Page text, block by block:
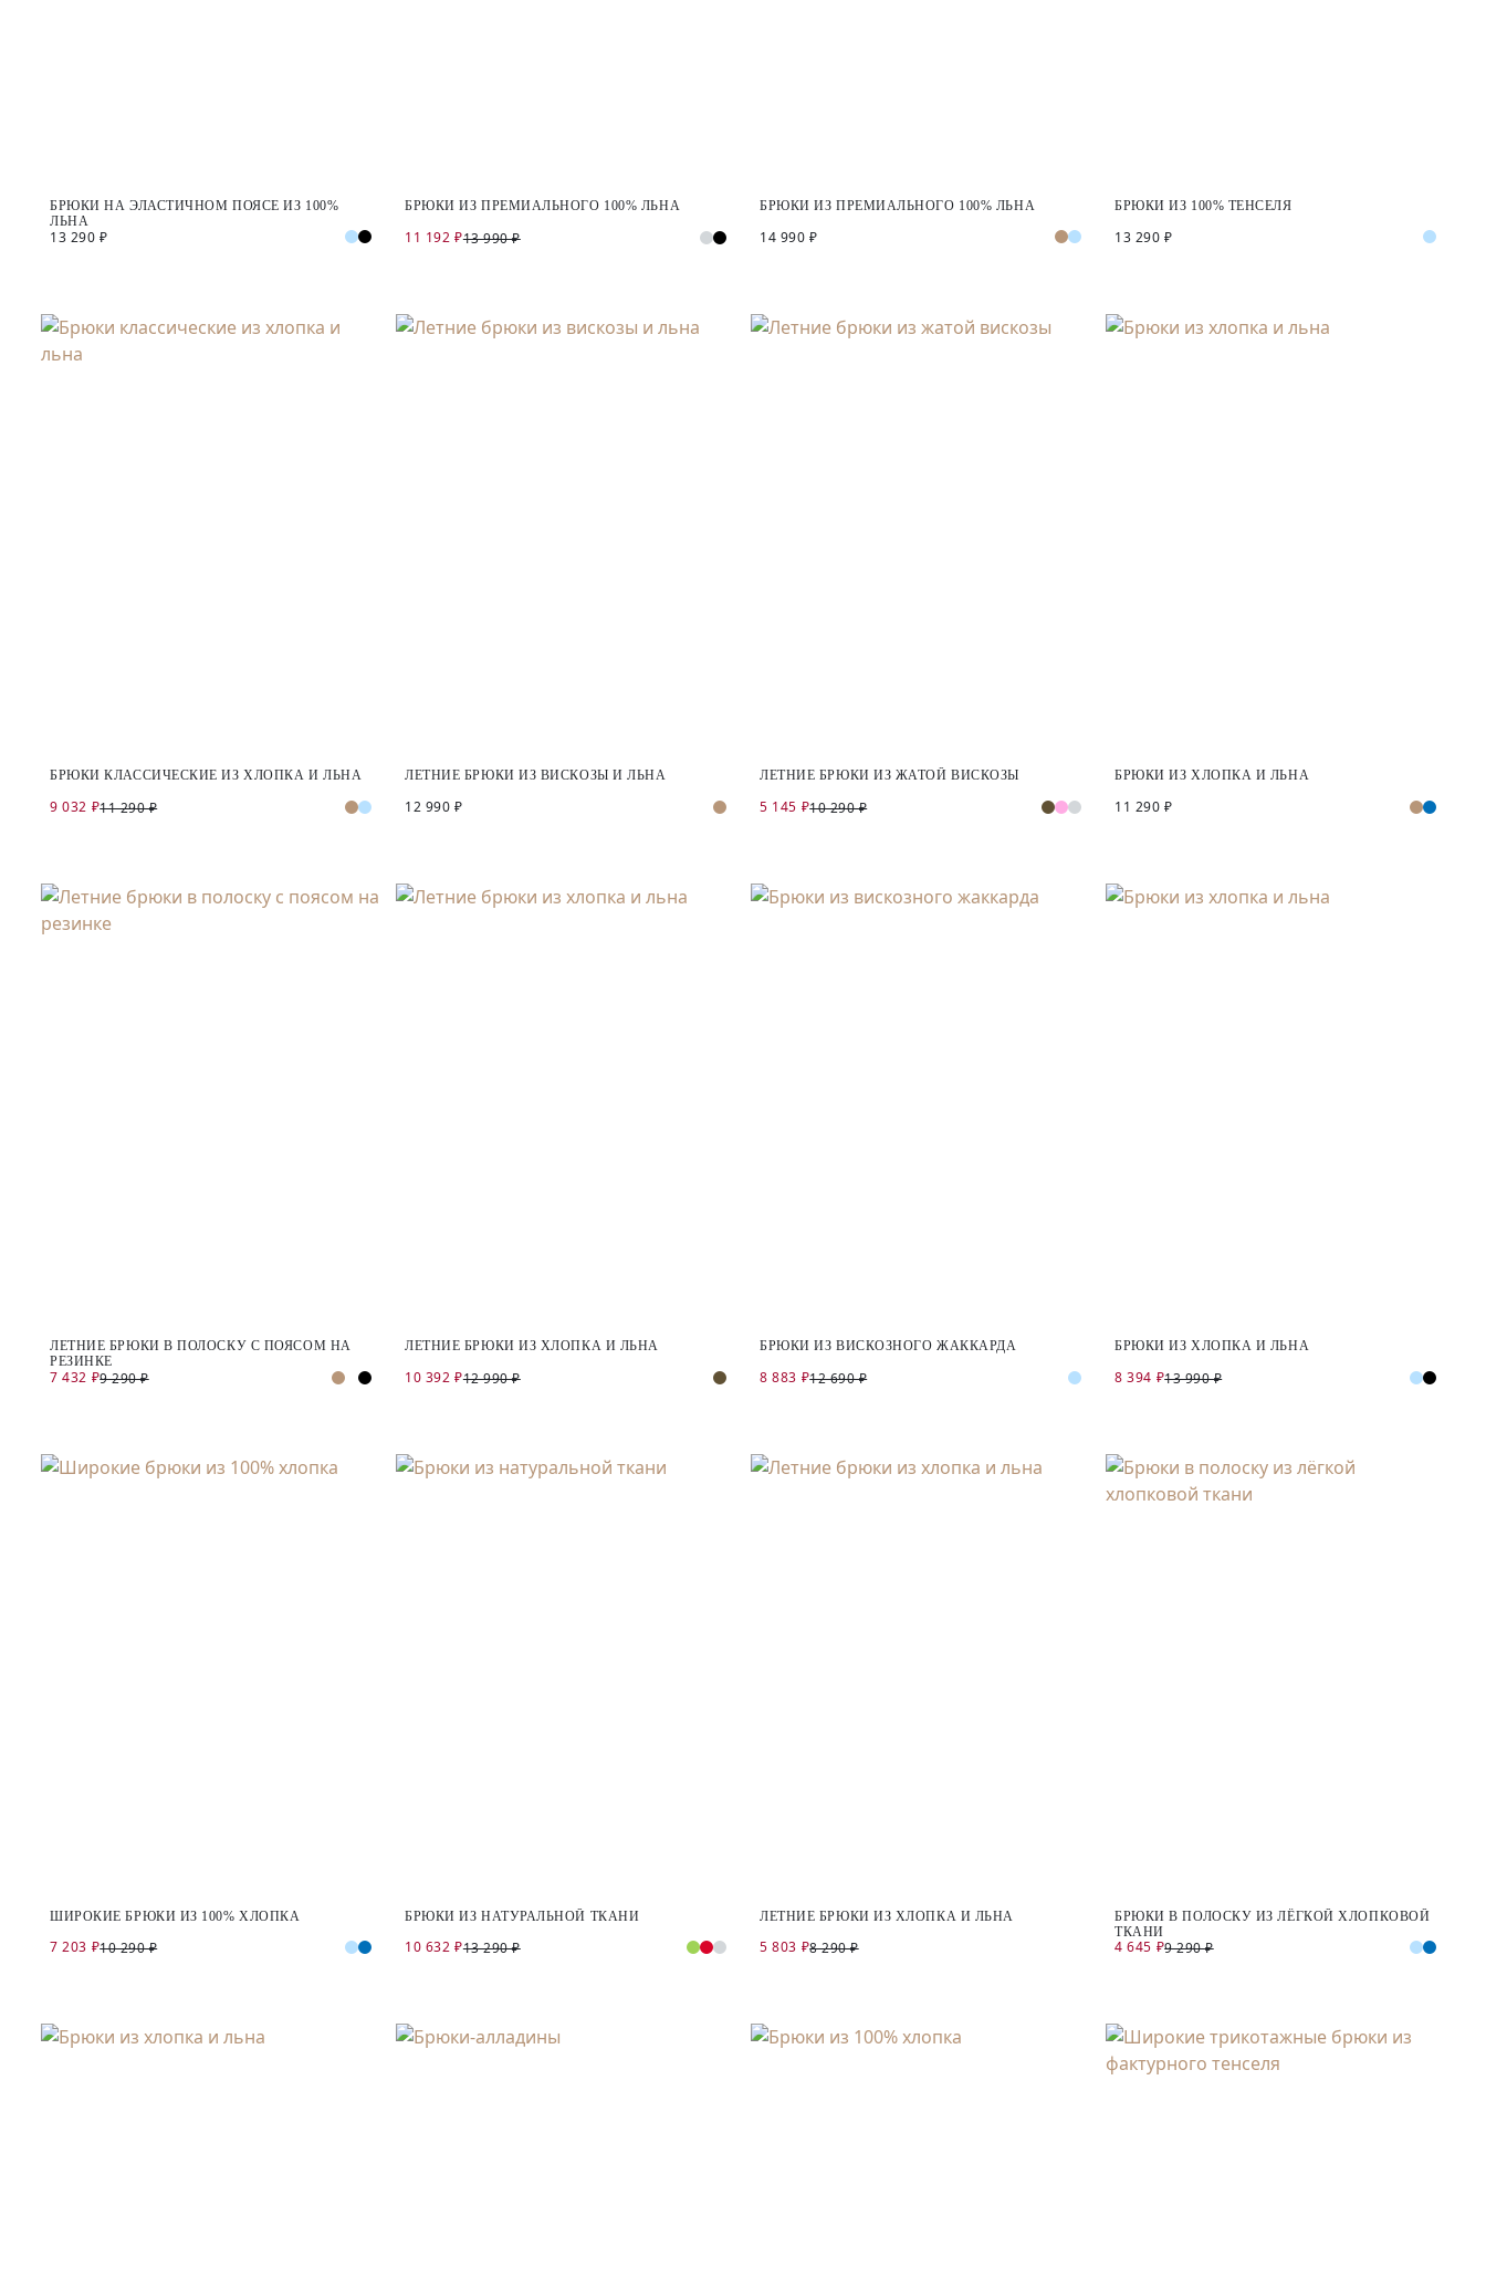
БРЮКИ НА ЭЛАСТИЧНОМ ПОЯСЕ ИЗ 100%
ЛЬНА
13 290 ₽
БРЮКИ ИЗ ПРЕМИАЛЬНОГО 100% ЛЬНА
11 192 ₽13 990 ₽
БРЮКИ ИЗ ПРЕМИАЛЬНОГО 100% ЛЬНА
14 990 ₽
БРЮКИ ИЗ 100% ТЕНСЕЛЯ
13 290 ₽
БРЮКИ КЛАССИЧЕСКИЕ ИЗ ХЛОПКА И ЛЬНА
9 032 ₽11 290 ₽
ЛЕТНИЕ БРЮКИ ИЗ ВИСКОЗЫ И ЛЬНА
12 990 ₽
ЛЕТНИЕ БРЮКИ ИЗ ЖАТОЙ ВИСКОЗЫ
5 145 ₽10 290 ₽
БРЮКИ ИЗ ХЛОПКА И ЛЬНА
11 290 ₽
ЛЕТНИЕ БРЮКИ В ПОЛОСКУ С ПОЯСОМ НА
РЕЗИНКЕ
7 432 ₽9 290 ₽
ЛЕТНИЕ БРЮКИ ИЗ ХЛОПКА И ЛЬНА
10 392 ₽12 990 ₽
БРЮКИ ИЗ ВИСКОЗНОГО ЖАККАРДА
8 883 ₽12 690 ₽
БРЮКИ ИЗ ХЛОПКА И ЛЬНА
8 394 ₽13 990 ₽
ШИРОКИЕ БРЮКИ ИЗ 100% ХЛОПКА
7 203 ₽10 290 ₽
БРЮКИ ИЗ НАТУРАЛЬНОЙ ТКАНИ
10 632 ₽13 290 ₽
ЛЕТНИЕ БРЮКИ ИЗ ХЛОПКА И ЛЬНА
5 803 ₽8 290 ₽
БРЮКИ В ПОЛОСКУ ИЗ ЛЁГКОЙ ХЛОПКОВОЙ
ТКАНИ
4 645 ₽9 290 ₽